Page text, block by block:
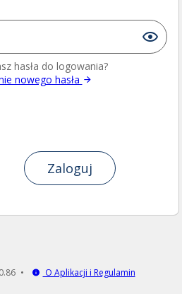
hasła do logowania?
nowego hasła
Zaloguj
O Aplikacji i Regulamin